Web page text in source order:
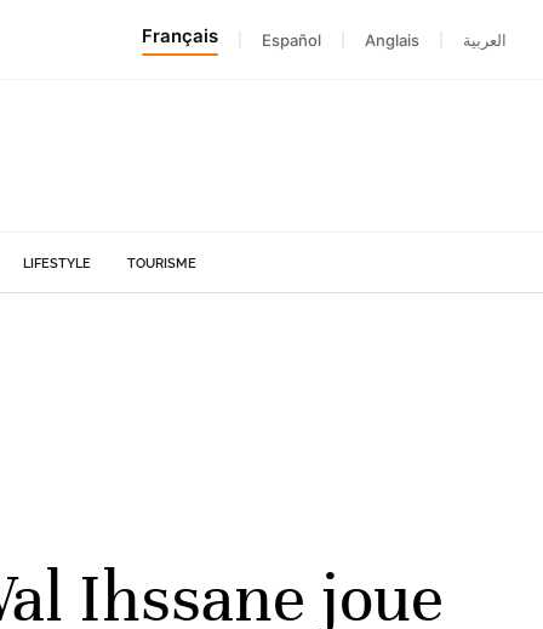
Français Español Anglais العربية
LIFESTYLE TOURISME
Ihssane joue